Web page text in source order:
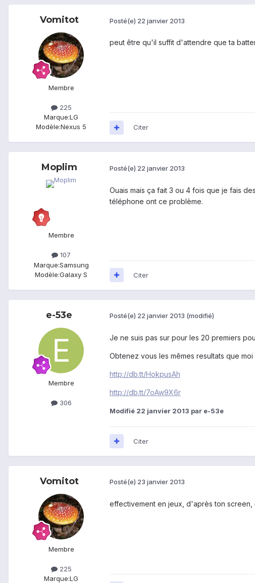
Vomitot
Membre
225
Marque:LG
Modèle:Nexus 5
Posté(e) 22 janvier 2013
peut être qu'il suffit d'attendre que ta
Citer
Moplim
Membre
107
Marque:Samsung
Modèle:Galaxy S
Posté(e) 22 janvier 2013
Ouais mais ça fait 3 ou 4 fois que je fais
téléphone ont ce problème.
Citer
e-53e
Membre
306
Posté(e) 22 janvier 2013 (modifié)
Je ne suis pas sur pour les 20 premiers
Obtenez vous les mêmes resultats que moi
http://db.tt/HokpusAh
http://db.tt/7oAw9X6r
Modifié 22 janvier 2013 par e-53e
Citer
Vomitot
Membre
225
Marque:LG
Posté(e) 23 janvier 2013
effectivement en jeux, d'après ton